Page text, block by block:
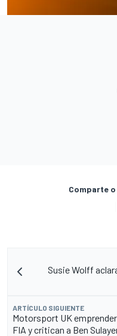
Comparte
Susie Wolff
ARTÍCULO SIGUIENTE
Motorsport UK
FIA y critican a Ben